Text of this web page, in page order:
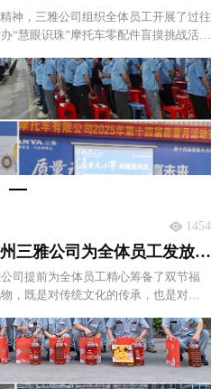
神，三雅公司组织全体员工开展了过往
“慧眼识珠”摩托车零配件盲摸挑战活
1454
月满中秋，礼迎国庆 | 广州三雅公司为全体员工发放节日福利
司提前为全体员工精心筹备了双节福
，既是对传统文化的传承，也是对员